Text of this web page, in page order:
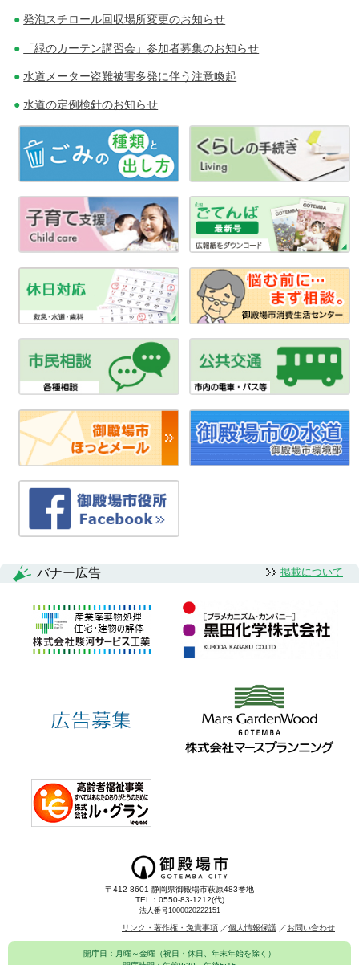
発泡スチロール回収場所変更のお知らせ
「緑のカーテン講習会」参加者募集のお知らせ
水道メーター盗難被害多発に伴う注意喚起
水道の定例検針のお知らせ
バナー広告 掲載について
〒412-8601 静岡県御殿場市萩原483番地
TEL：0550-83-1212(代)
法人番号1000020222151
リンク・著作権・免責事項 個人情報保護 お問い合わせ
開庁日：月曜～金曜（祝日・休日、年末年始を除く）